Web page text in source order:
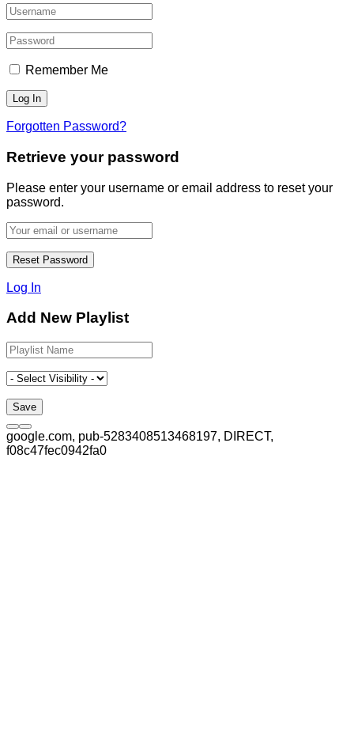
Remember Me
Forgotten Password?
Retrieve your password
Please enter your username or email address to reset your
password.
Log In
Add New Playlist
google.com, pub-5283408513468197, DIRECT,
f08c47fec0942fa0